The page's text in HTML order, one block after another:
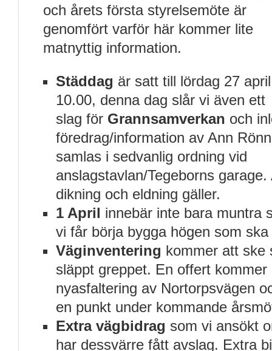
och årets första styrelsemöte är
genomfört varför här kommer lite
matnyttig information.
Städdag är satt till lördag 27
10.00, denna dag slår vi även ett
slag för Grannsamverkan och
föredrag/information av Ann
samlas i sedvanlig ordning vid
anslagstavlan/Tegeborns
dikning och eldning gäller.
1 April innebär inte bara muntra
vi får börja bygga högen som
Väginventering kommer att ske
släppt greppet. En offert
nyasfaltering av Nortorpsvägen
en punkt under kommande
Extra vägbidrag som vi ansökt
har dessvärre fått avslag. Extra